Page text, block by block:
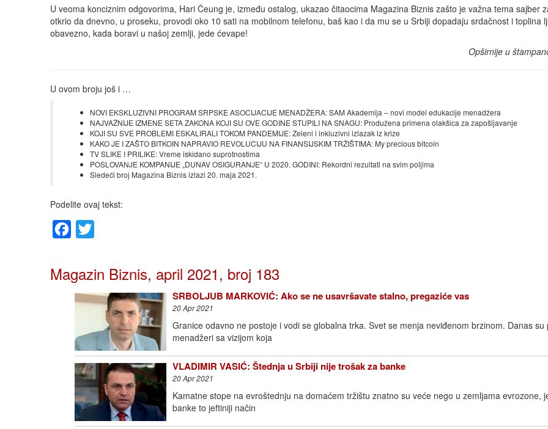
U veoma konciznim odgovorima, Hari Čeung je, između ostalog, ukazao čitaocima Magazina Biznis zašto je važna tema sajber
otkrio da dnevno, u proseku, provodi oko 10 sati na mobilnom telefonu, baš kao i da mu se u Srbiji dopadaju srdačnost i toplina
obavezno, kada boravi u našoj zemlji, jede ćevape!
Opširnije u
U ovom broju još i …
NOVI EKSKLUZIVNI PROGRAM SRPSKE ASOCIJACIJE MENADŽERA: SAM Akademija – novi model edukacije menadžera
NAJVAŽNIJE IZMENE SETA ZAKONA KOJI SU OVE GODINE STUPILI NA SNAGU: Produžena primena olakšica za zapošljavanje
KOJI SU SVE PROBLEMI ESKALIRALI TOKOM PANDEMIJE: Zeleni i inkluzivni izlazak iz krize
KAKO JE I ZAŠTO BITKOIN NAPRAVIO REVOLUCIJU NA FINANSIJSKIM TRŽIŠTIMA: My precious bitcoin
TV SLIKE I PRILIKE: Vreme iskidano suprotnostima
POSLOVANJE KOMPANIJE „DUNAV OSIGURANJE“ U 2020. GODINI: Rekordni rezultati na svim poljima
Sledeći broj Magazina Biznis izlazi 20. maja 2021.
Podelite ovaj tekst:
Facebook
Magazin Biznis, april 2021, broj 183
SRBOLJUB MARKOVIĆ: Ako se ne usavršavate stalno, pregaziće vas
20 Apr 2021
Granice odavno ne postoje i vodi se globalna trka. Svet se menja neviđenom brzinom. Danas su
menadžeri sa vizijom koja
VLADIMIR VASIĆ: Štednja u Srbiji nije trošak za banke
20 Apr 2021
Kamatne stope na evroštednju na domaćem tržištu znatno su veće nego u zemljama evrozone,
banke to jeftiniji način